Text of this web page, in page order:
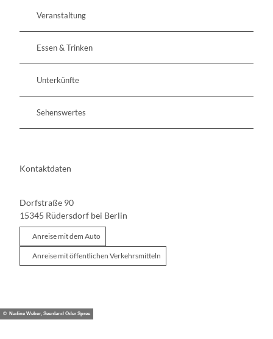
Veranstaltung
Essen & Trinken
Unterkünfte
Sehenswertes
Kontaktdaten
Dorfstraße 90
15345 Rüdersdorf bei Berlin
Anreise mit dem Auto
Anreise mit öffentlichen Verkehrsmitteln
© Nadine Weber, Seenland Oder Spree